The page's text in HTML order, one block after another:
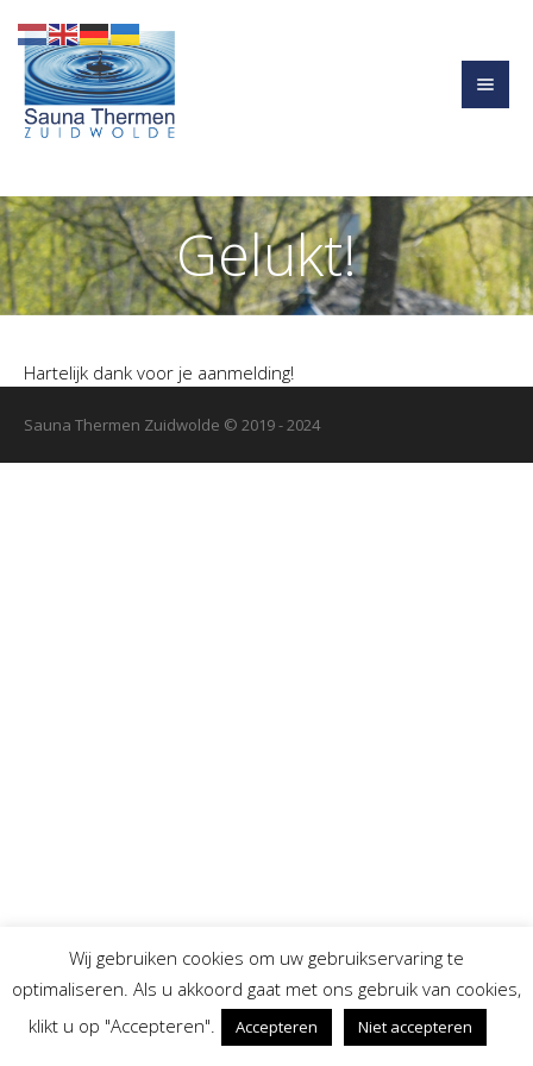
Gelukt!
Hartelijk dank voor je aanmelding!
Sauna Thermen Zuidwolde © 2019 - 2024
Wij gebruiken cookies om uw gebruikservaring te
optimaliseren. Als u akkoord gaat met ons gebruik van cookies,
klikt u op "Accepteren".
Accepteren Niet accepteren